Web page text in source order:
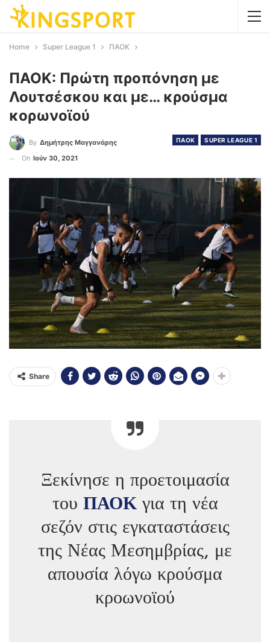
Home Super League 1 ΠΑΟΚ
ΠΑΟΚ: Πρώτη προπόνηση με
Λουτσέσκου και με… κρούσμα
κορωνοϊού
ΠΑΟΚ SUPER LEAGUE 1
By Δημήτρης Μαγγανάρης
On Ιούν 30, 2021
Share
Ξεκίνησε η προετοιμασία
του ΠΑΟΚγια τη νέα
σεζόν στις εγκαταστάσεις
της Νέας Μεσημβρίας, με
απουσία λόγω κρούσμα
κροωνοϊού